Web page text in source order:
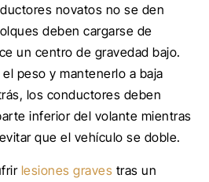
novatos no se den
deben cargarse de
un centro de gravedad bajo.
peso y mantenerlo a baja
los conductores deben
inferior del volante mientras
que el vehículo se doble.
lesiones graves tras un